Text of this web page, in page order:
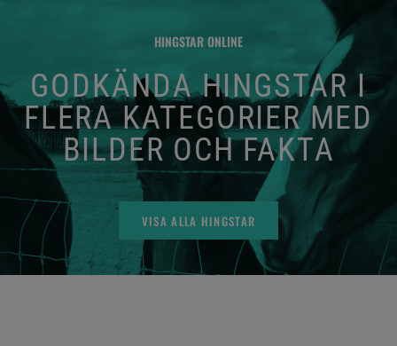
HINGSTAR ONLINE
GODKÄNDA HINGSTAR I
FLERA KATEGORIER MED
BILDER OCH FAKTA
VISA ALLA HINGSTAR